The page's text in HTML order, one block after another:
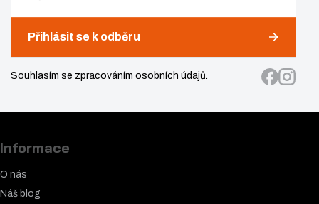
Přihlásit se k odběru
Souhlasím se zpracováním osobních údajů.
Informace
O nás
Náš blog